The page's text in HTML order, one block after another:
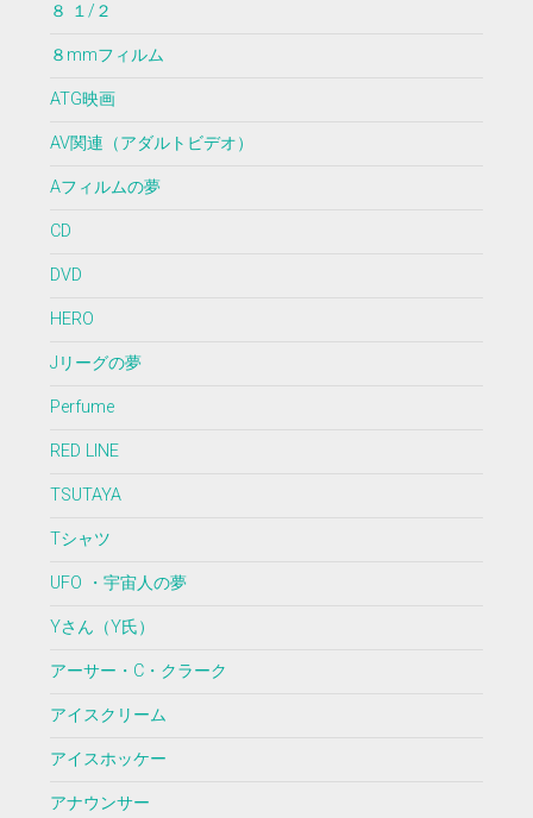
８ １/２
８mmフィルム
ATG映画
AV関連（アダルトビデオ）
Aフィルムの夢
CD
DVD
HERO
Jリーグの夢
Perfume
RED LINE
TSUTAYA
Tシャツ
UFO ・宇宙人の夢
Yさん（Y氏）
アーサー・C・クラーク
アイスクリーム
アイスホッケー
アナウンサー